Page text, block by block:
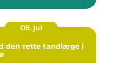
08. jul
den rette tandlæge i